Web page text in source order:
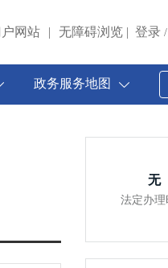
网站 | 无障碍浏览 | 登录 /
政务服务地图
无
法定办理